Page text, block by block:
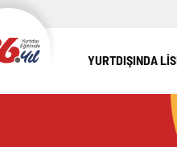
YURTDIŞINDA